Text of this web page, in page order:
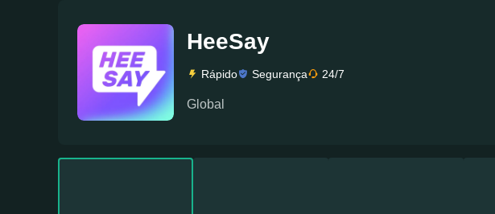
HeeSay
Rápido Segurança 24/7
Global